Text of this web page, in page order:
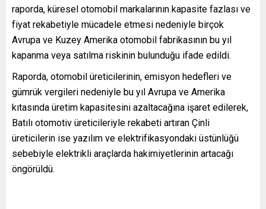
raporda, küresel otomobil markalarının kapasite fazlası ve
fiyat rekabetiyle mücadele etmesi nedeniyle birçok
Avrupa ve Kuzey Amerika otomobil fabrikasının bu yıl
kapanma veya satılma riskinin bulunduğu ifade edildi.
Raporda, otomobil üreticilerinin, emisyon hedefleri ve
gümrük vergileri nedeniyle bu yıl Avrupa ve Amerika
kıtasında üretim kapasitesini azaltacağına işaret edilerek,
Batılı otomotiv üreticileriyle rekabeti artıran Çinli
üreticilerin ise yazılım ve elektrifikasyondaki üstünlüğü
sebebiyle elektrikli araçlarda hakimiyetlerinin artacağı
öngörüldü.